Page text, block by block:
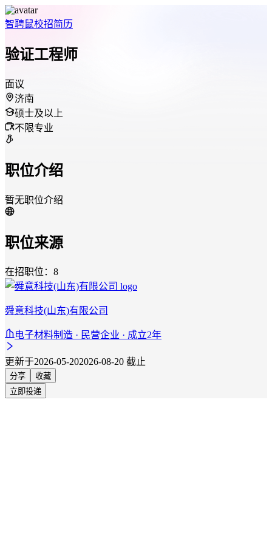
智聘鼠校招简历
验证工程师
面议
济南
硕士及以上
不限专业
职位介绍
暂无职位介绍
职位来源
在招职位：8
舜意科技(山东)有限公司
电子材料制造 · 民营企业 · 成立2年
更新于2026-05-202026-08-20 截止
分享
收藏
立即投递